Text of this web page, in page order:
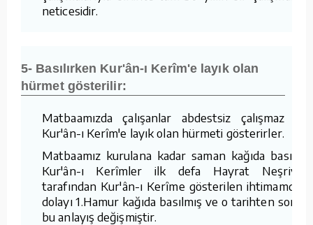
neticesidir.
5- Basılırken Kur'ân-ı Kerîm'e layık olan
hürmet gösterilir:
Matbaamızda çalışanlar abdestsiz çalışmaz ve
Kur'ân-ı Kerîm'e layık olan hürmeti gösterirler.
Matbaamız kurulana kadar saman kağıda basılan
Kur'ân-ı Kerîmler ilk defa Hayrat Neşriyat
tarafından Kur'ân-ı Kerîme gösterilen ihtimamdan
dolayı 1.Hamur kağıda basılmış ve o tarihten sonra
bu anlayış değişmiştir.